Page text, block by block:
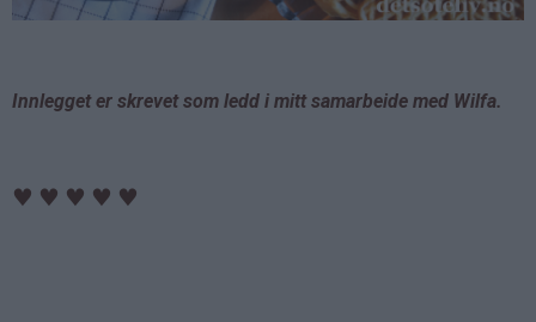
Innlegget er skrevet som ledd i mitt samarbeide med Wilfa.
♥ ♥ ♥ ♥ ♥